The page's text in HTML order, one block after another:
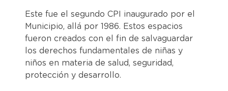
Este fue el segundo CPI inaugurado por el
Municipio, allá por 1986. Estos espacios
fueron creados con el fin de salvaguardar
los derechos fundamentales de niñas y
niños en materia de salud, seguridad,
protección y desarrollo.